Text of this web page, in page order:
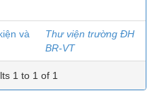
và
Thư viện trường ĐH
BR-VT
1 to 1 of 1